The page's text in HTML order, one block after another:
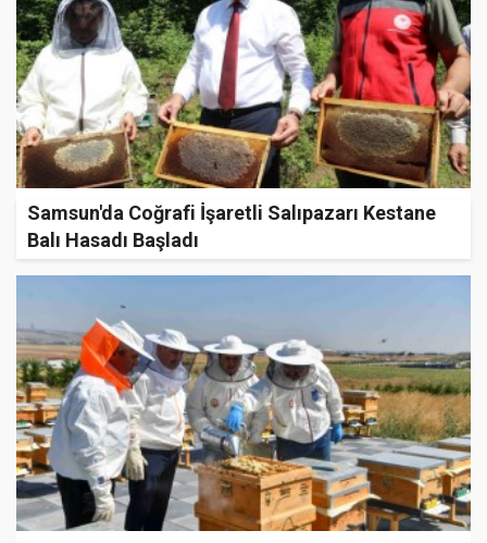
Samsun'da Coğrafi İşaretli Salıpazarı Kestane
Balı Hasadı Başladı